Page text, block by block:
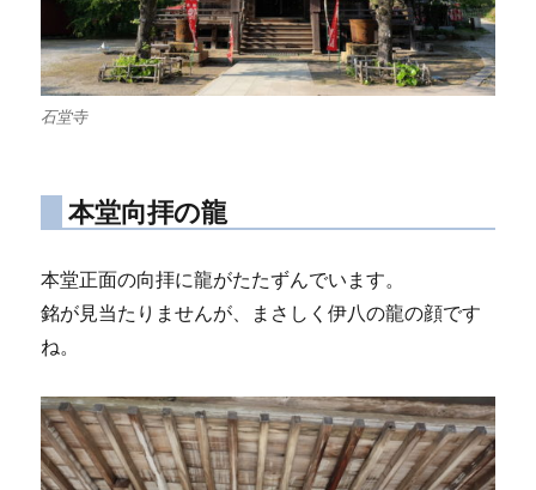
石堂寺
本堂向拝の龍
本堂正面の向拝に龍がたたずんでいます。
銘が見当たりませんが、まさしく伊八の龍の顔です
ね。